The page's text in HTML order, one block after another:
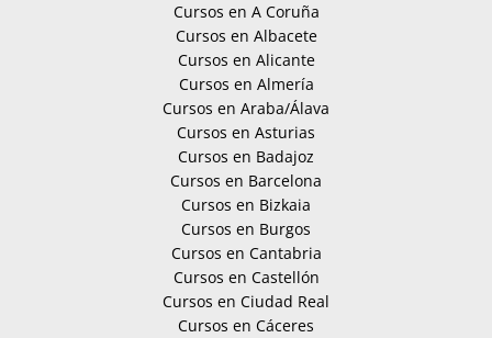
Cursos en A Coruña
Cursos en Albacete
Cursos en Alicante
Cursos en Almería
Cursos en Araba/Álava
Cursos en Asturias
Cursos en Badajoz
Cursos en Barcelona
Cursos en Bizkaia
Cursos en Burgos
Cursos en Cantabria
Cursos en Castellón
Cursos en Ciudad Real
Cursos en Cáceres